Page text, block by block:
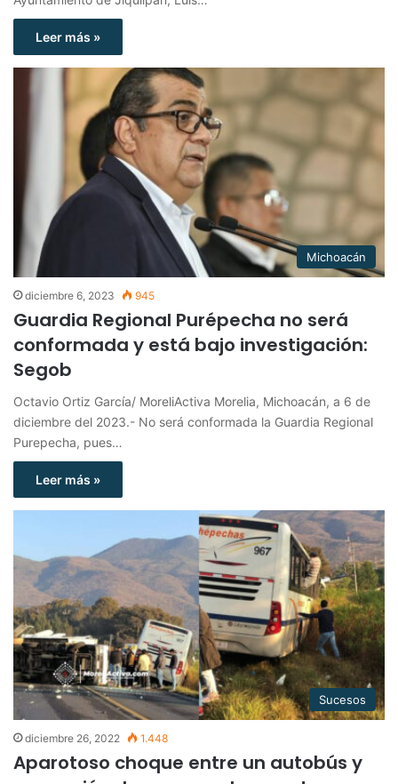
Leer más »
Michoacán
diciembre 6, 2023 945
Guardia Regional Purépecha no será
conformada y está bajo investigación:
Segob
Octavio Ortiz García/ MoreliActiva Morelia, Michoacán, a 6 de
diciembre del 2023.- No será conformada la Guardia Regional
Purepecha, pues…
Leer más »
Sucesos
diciembre 26, 2022 1.448
Aparotoso choque entre un autobús y